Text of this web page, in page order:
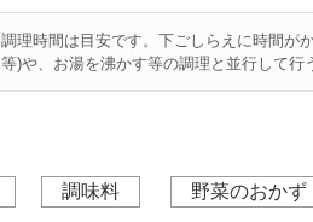
調理時間は目安です。下ごしらえに時間が
等)や、お湯を沸かす等の調理と並行して行
調味料 野菜のおかず